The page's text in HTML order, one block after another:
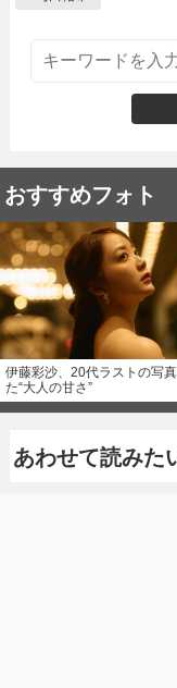
おすすめフォト
伊藤彩沙、20代ラストの写
た“大人の甘さ”
あわせて読みた